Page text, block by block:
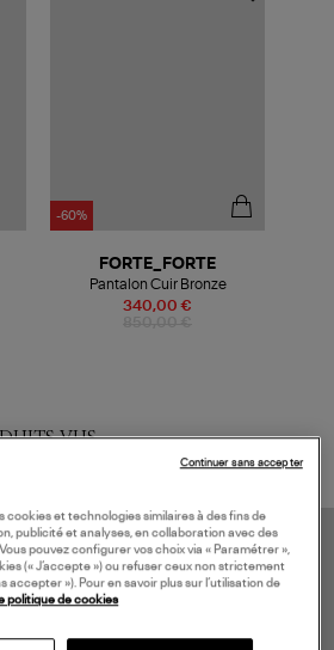
-60%
340,00 €
FORTE_FORTE
Pantalon Cuir Bronze
VUS
cookies et technologies similaires à des fins de
publicité et analyses, en collaboration avec des
pouvez configurer vos choix via « Paramétrer »,
(« J’accepte ») ou refuser ceux non strictement
accepter »). Pour en savoir plus sur l’utilisation de
politique de cookies
Continuer sans accepter